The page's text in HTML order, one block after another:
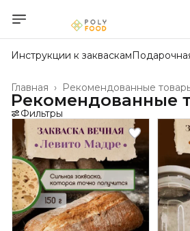
Инструкции к закваскам
Рекомендованные
Главная ›
Рекомендованные
Фильтры